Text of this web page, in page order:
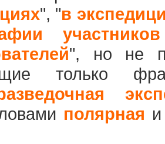
", "в
", но не
только
полярная